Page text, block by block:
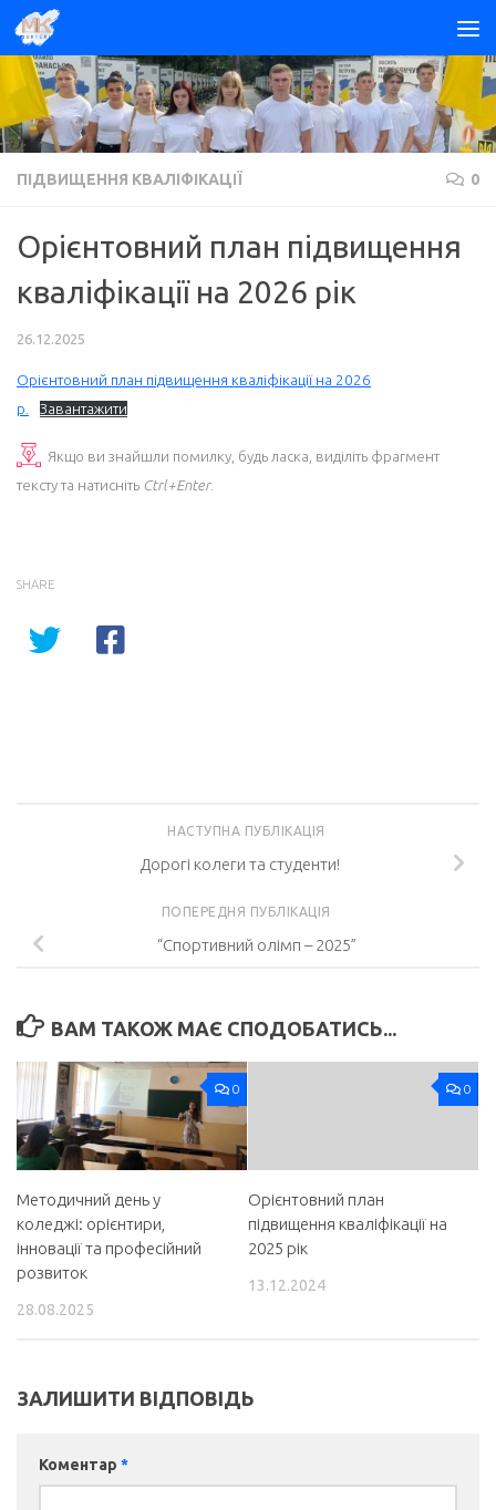
Skip to content
ПІДВИЩЕННЯ КВАЛІФІКАЦІЇ 0
Орієнтовний план підвищення
кваліфікації на 2026 рік
26.12.2025
Орієнтовний план підвищення кваліфікації на 2026
р.
Завантажити
Якщо ви знайшли помилку, будь ласка, виділіть фрагмент
тексту та натисніть Ctrl+Enter.
SHARE
НАСТУПНА ПУБЛІКАЦІЯ
Дорогі колеги та студенти!
ПОПЕРЕДНЯ ПУБЛІКАЦІЯ
“Спортивний олімп – 2025”
ВАМ ТАКОЖ МАЄ СПОДОБАТИСЬ...
0
Методичний день у
коледжі: орієнтири,
інновації та професійний
розвиток
28.08.2025
0
Орієнтовний план
підвищення кваліфікації на
2025 рік
13.12.2024
ЗАЛИШИТИ ВІДПОВІДЬ
Коментар *